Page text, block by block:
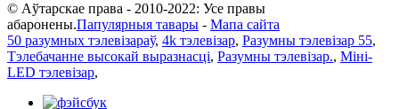
© Аўтарскае права - 2010-2022: Усе правы
абаронены.Папулярныя тавары - Мапа сайта
50 разумных тэлевізараў, 4k тэлевізар, Разумны тэлевізар 55,
Тэлебачанне высокай выразнасці, Разумны тэлевізар., Міні-
LED тэлевізар,